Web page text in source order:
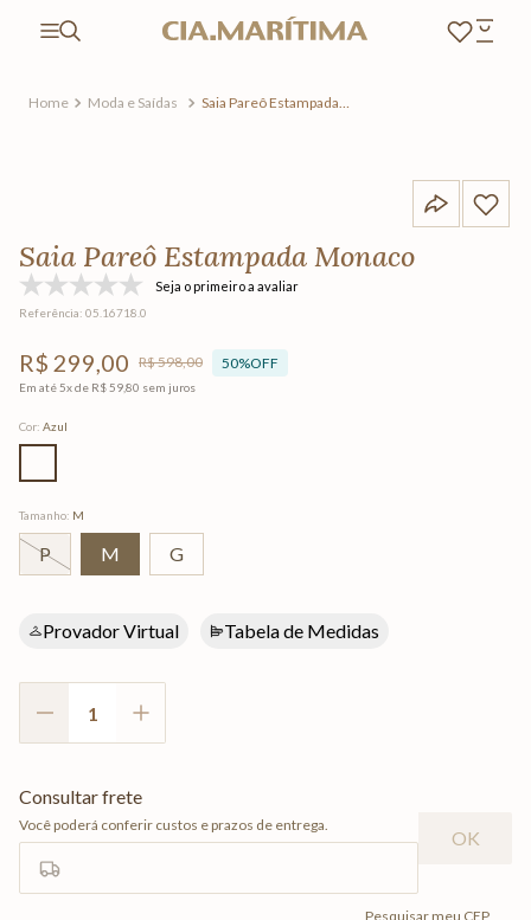
Moda e Saídas
Saia Pareô Estampada
Saia Pareô Estampada Monaco
Seja o primeiro a avaliar
Referência: 05.16718.0
R$ 299,00 R$598,00 50%OFF
Em até 5x de R$ 5980 sem juros
Cor: Azul
Tamanho: M
P M G
Provador Virtual Tabela de Medidas